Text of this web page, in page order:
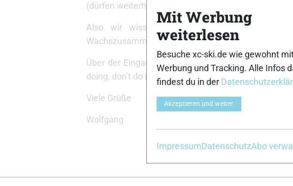
(dürfen weiterhin produziert, verkauft und verwendet
Also wir wissen nicht, ob der Ersatz für die
Wachszusammensetzungen nicht veröffentlichen
Über der Eingangstür des Chemielabors an
doing, don’t do it!
Viele Grüße
Wolfgang
Mit Werbung
weiterlesen
Besuche xc-ski.de wie gewohnt
Werbung und Tracking. Alle Infos
findest du in der
Akzeptieren und weiter
ImpressumDatenschutzAbo